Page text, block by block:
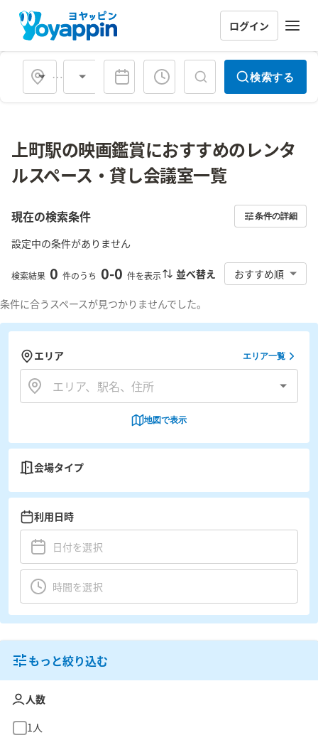
ログイン
会場タイプ 検索する
上町駅の映画鑑賞におすすめのレンタ
ルスペース・貸し会議室一覧
現在の検索条件 条件の詳細
設定中の条件がありません
検索結果 0 件のうち 0-0 件を表示 並べ替え おすすめ順
条件に合うスペースが見つかりませんでした。
エリア エリア一覧
地図で表示
会場タイプ
利用日時
もっと絞り込む
人数
1人